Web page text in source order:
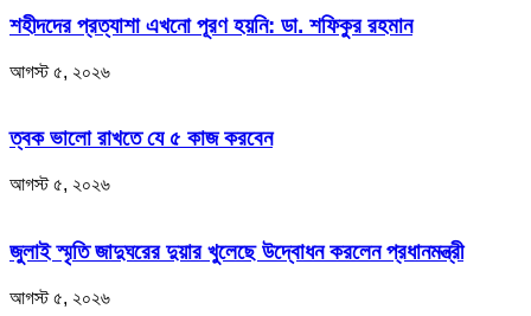
শহীদদের প্রত্যাশা এখনো পূরণ হয়নি: ডা. শফিকুর রহমান
আগস্ট ৫, ২০২৬
ত্বক ভালো রাখতে যে ৫ কাজ করবেন
আগস্ট ৫, ২০২৬
জুলাই স্মৃতি জাদুঘরের দুয়ার খুলেছে উদ্বোধন করলেন প্রধানমন্ত্রী
আগস্ট ৫, ২০২৬